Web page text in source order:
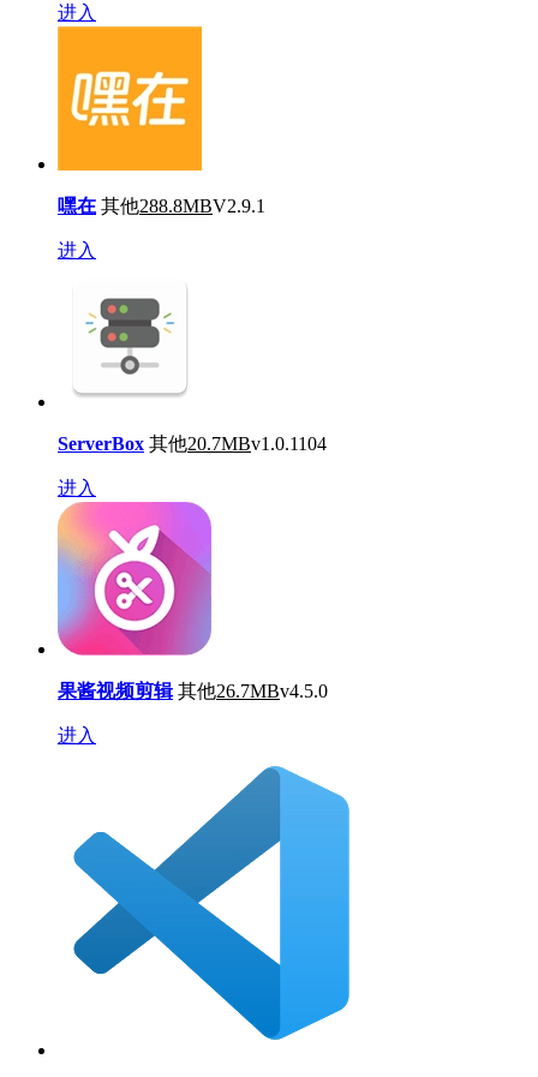
进入
嘿在 其他288.8MBV2.9.1
进入
ServerBox 其他20.7MBv1.0.1104
进入
果酱视频剪辑 其他26.7MBv4.5.0
进入